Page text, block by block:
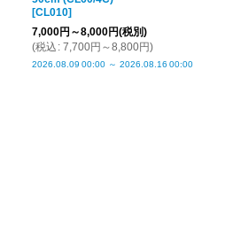
[CL010]
7,000円 ～8,000円(税別)
(税込 : 7,700円 ～8,800円)
2026.08.09 00:00 ～ 2026.08.16 00:00